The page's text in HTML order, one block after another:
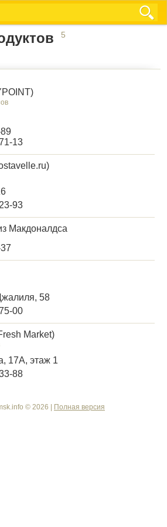
5
13
93
Макдоналдса
58
00
Market)
17А, этаж 1
88
© 2026 | Полная версия